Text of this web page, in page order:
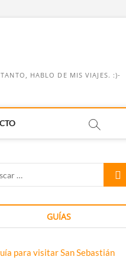
HABLO DE MIS VIAJES. :)-
Buscar
GUÍAS